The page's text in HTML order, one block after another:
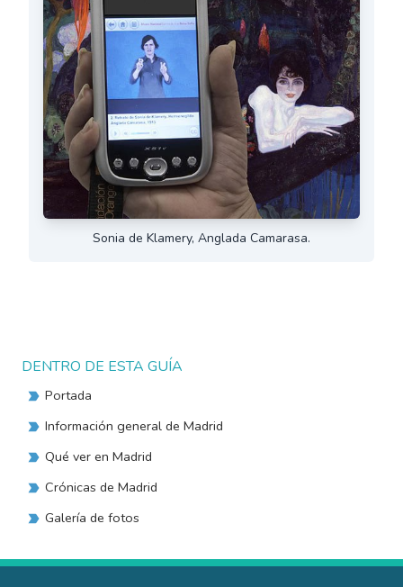
Sonia de Klamery, Anglada Camarasa.
DENTRO DE ESTA GUÍA
Portada
Información general de Madrid
Qué ver en Madrid
Crónicas de Madrid
Galería de fotos